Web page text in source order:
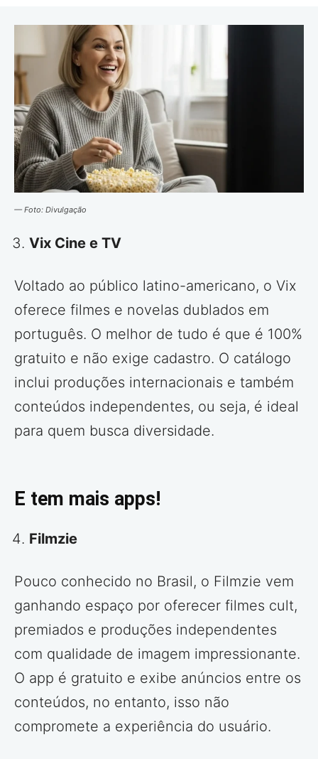
— Foto: Divulgação
Vix Cine e TV
Voltado ao público latino-americano, o Vix
oferece filmes e novelas dublados em
português. O melhor de tudo é que é 100%
gratuito e não exige cadastro. O catálogo
inclui produções internacionais e também
conteúdos independentes, ou seja, é ideal
para quem busca diversidade.
E tem mais apps!
Filmzie
Pouco conhecido no Brasil, o Filmzie vem
ganhando espaço por oferecer filmes cult,
premiados e produções independentes
com qualidade de imagem impressionante.
O app é gratuito e exibe anúncios entre os
conteúdos, no entanto, isso não
compromete a experiência do usuário.